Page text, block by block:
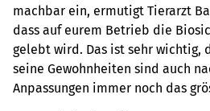
machbar ein, ermutigt Tierarzt
dass auf eurem Betrieb die
gelebt wird. Das ist sehr wichtig,
seine Gewohnheiten sind auch
Anpassungen immer noch das